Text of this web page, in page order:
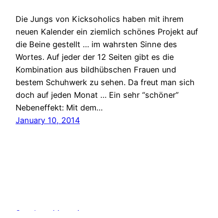
Die Jungs von Kicksoholics haben mit ihrem
neuen Kalender ein ziemlich schönes Projekt auf
die Beine gestellt … im wahrsten Sinne des
Wortes. Auf jeder der 12 Seiten gibt es die
Kombination aus bildhübschen Frauen und
bestem Schuhwerk zu sehen. Da freut man sich
doch auf jeden Monat … Ein sehr “schöner”
Nebeneffekt: Mit dem…
January 10, 2014
Sneakers Magazine